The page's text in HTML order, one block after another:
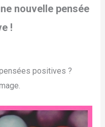
nouvelle pensée
!
positives ?